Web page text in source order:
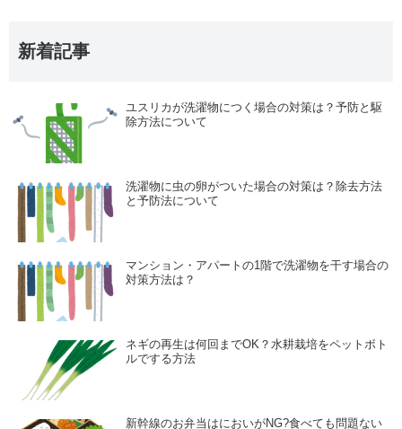
新着記事
ユスリカが洗濯物につく場合の対策は？予防と駆
除方法について
洗濯物に虫の卵がついた場合の対策は？除去方法
と予防法について
マンション・アパートの1階で洗濯物を干す場合の
対策方法は？
ネギの再生は何回までOK？水耕栽培をペットボト
ルでする方法
新幹線のお弁当はにおいがNG?食べても問題ない